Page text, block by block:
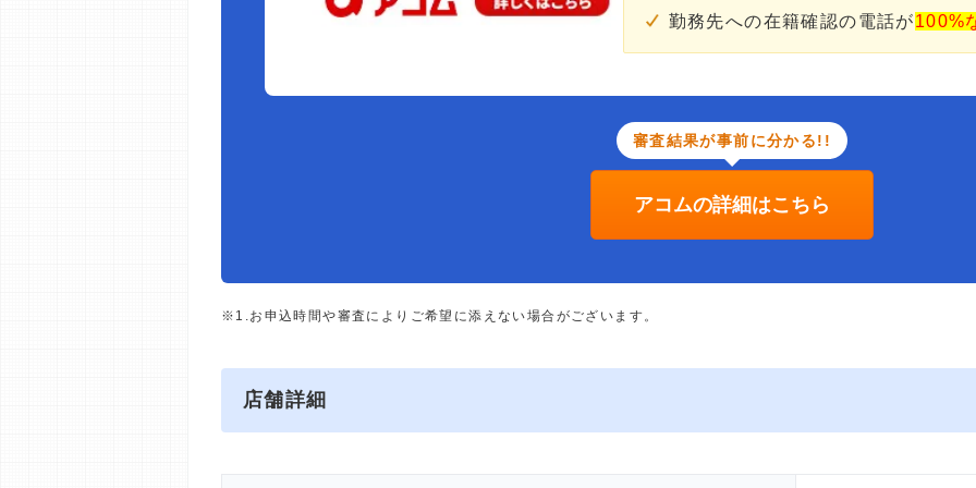
勤務先への在籍確認の電話が100%
審査結果が事前に分かる!!
アコムの詳細はこちら
※1.お申込時間や審査によりご希望に添えない場合がございます。
店舗詳細